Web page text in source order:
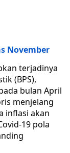
November
terjadinya
(BPS),
bulan April
menjelang
inflasi akan
19 pola